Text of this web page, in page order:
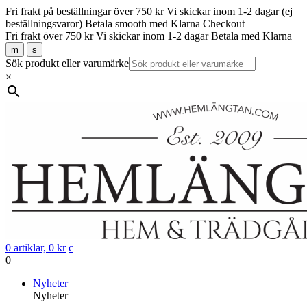
Fri frakt på beställningar över 750 kr Vi skickar inom 1-2 dagar (ej
beställningsvaror) Betala smooth med Klarna Checkout
Fri frakt över 750 kr Vi skickar inom 1-2 dagar Betala med Klarna
m s
Sök produkt eller varumärke
×
0 artiklar, 0 kr c
0
Nyheter
Nyheter